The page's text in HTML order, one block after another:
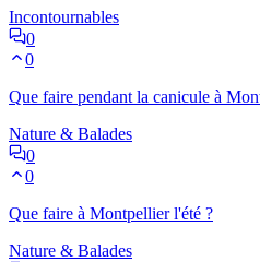
Incontournables
0
0
Que faire pendant la canicule à
Nature & Balades
0
0
Que faire à Montpellier l'été ?
Nature & Balades